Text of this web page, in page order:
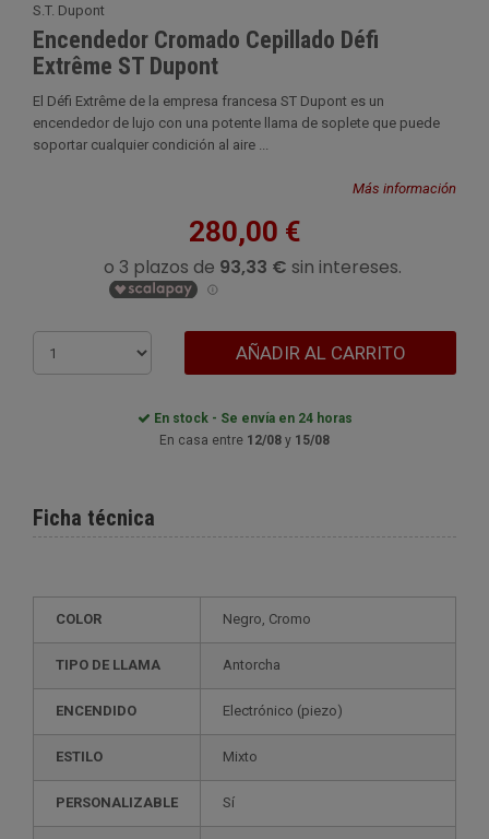
S.T. Dupont
Encendedor Cromado Cepillado Défi
Extrême ST Dupont
El Défi Extrême de la empresa francesa ST Dupont es un
encendedor de lujo con una potente llama de soplete que puede
soportar cualquier condición al aire ...
Más información
280,00 €
AÑADIR AL CARRITO
En stock - Se envía en 24 horas
En casa entre 12/08 y 15/08
Ficha técnica
COLOR Negro, Cromo
TIPO DE LLAMA Antorcha
ENCENDIDO electrónico (piezo)
ESTILO mixto
PERSONALIZABLE sí